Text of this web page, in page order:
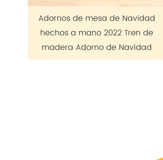
Adornos navideños de
Suministros de
Ornamento
alces Aanta